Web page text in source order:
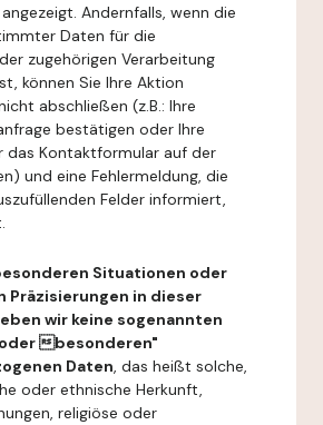
Andernfalls, wenn die
Daten für die
zugehörigen Verarbeitung
können Sie Ihre Aktion
abschließen (z.B.: Ihre
bestätigen oder Ihre
das Kontaktformular auf der
und eine Fehlermeldung, die
Felder informiert,
Situationen oder
Präzisierungen in dieser
wir keine sogenannten
besonderen"
Daten, das heißt solche,
oder ethnische Herkunft,
religiöse oder